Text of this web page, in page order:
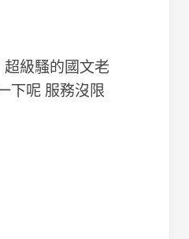
級騷的國文老
下呢 服務沒限